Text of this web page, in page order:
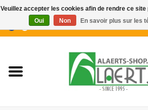
Nouveautés
Veuillez accepter les cookies afin de rendre ce
Oui
Non En savoir plus sur les